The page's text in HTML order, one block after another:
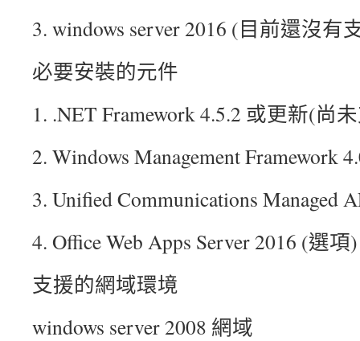
3. windows server 2016 (目前還沒有
必要安裝的元件
1. .NET Framework 4.5.2 或更新(尚
2. Windows Management Framework
3. Unified Communications Managed
4. Office Web Apps Server 2016 (選項)
支援的網域環境
windows server 2008 網域